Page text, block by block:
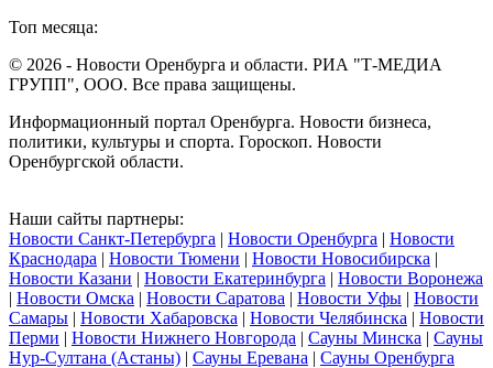
Топ месяца:
© 2026 - Новости Оренбурга и области. РИА "Т-МЕДИА
ГРУПП", ООО. Все права защищены.
Информационный портал Оренбурга. Новости бизнеса,
политики, культуры и спорта. Гороскоп. Новости
Оренбургской области.
Наши сайты партнеры:
Новости Санкт-Петербурга | Новости Оренбурга | Новости
Краснодара | Новости Тюмени | Новости Новосибирска |
Новости Казани | Новости Екатеринбурга | Новости Воронежа
| Новости Омска | Новости Саратова | Новости Уфы | Новости
Самары | Новости Хабаровска | Новости Челябинска | Новости
Перми | Новости Нижнего Новгорода | Сауны Минска | Сауны
Нур-Султана (Астаны) | Сауны Еревана | Сауны Оренбурга